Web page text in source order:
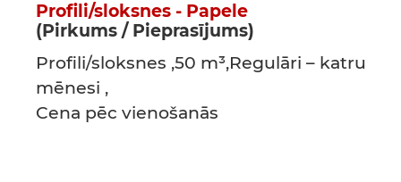
Profili/sloksnes - Papele
(Pirkums / Pieprasījums)
Profili/sloksnes ,50 m³,Regulāri – katru
mēnesi ,
Cena pēc vienošanās